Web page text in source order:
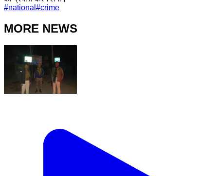
#national #crime
MORE NEWS